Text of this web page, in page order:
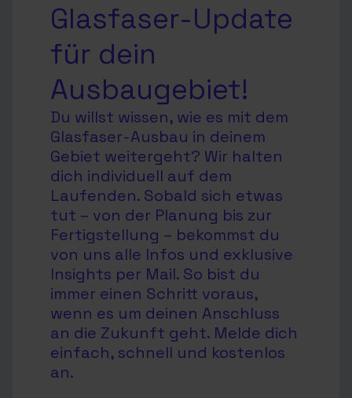
Glasfaser-Update
für dein
Ausbaugebiet!
Du willst wissen, wie es mit dem
Glasfaser-Ausbau in deinem
Gebiet weitergeht? Wir halten
dich individuell auf dem
Laufenden. Sobald sich etwas
tut – von der Planung bis zur
Fertigstellung – bekommst du
von uns alle Infos und exklusive
Insights per Mail. So bist du
immer einen Schritt voraus,
wenn es um deinen Anschluss
an die Zukunft geht. Melde dich
einfach, schnell und kostenlos
an.